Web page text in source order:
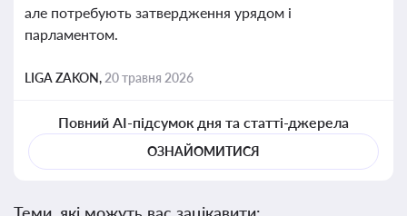
але потребують затвердження урядом і
парламентом.
LIGA ZAKON, 20 травня 2026
Повний AI-підсумок дня та статті-джерела
ОЗНАЙОМИТИСЯ